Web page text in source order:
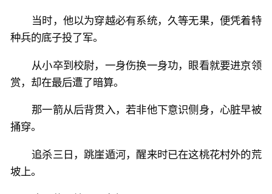
当时，他以为穿越必有系统，久等无果，便凭着特
种兵的底子投了军。
从小卒到校尉，一身伤换一身功，眼看就要进京领
赏，却在最后遭了暗算。
那一箭从后背贯入，若非他下意识侧身，心脏早被
捅穿。
追杀三日，跳崖遁河，醒来时已在这桃花村外的荒
坡上。